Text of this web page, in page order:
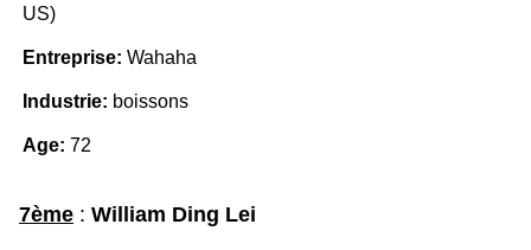
US)
Entreprise: Wahaha
Industrie: boissons
Age: 72
7ème : William Ding Lei